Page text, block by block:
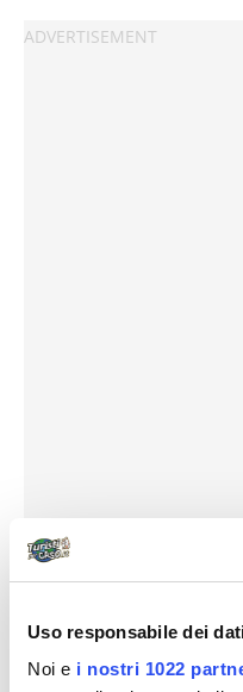
Uso responsabile dei
Noi e i nostri 1022